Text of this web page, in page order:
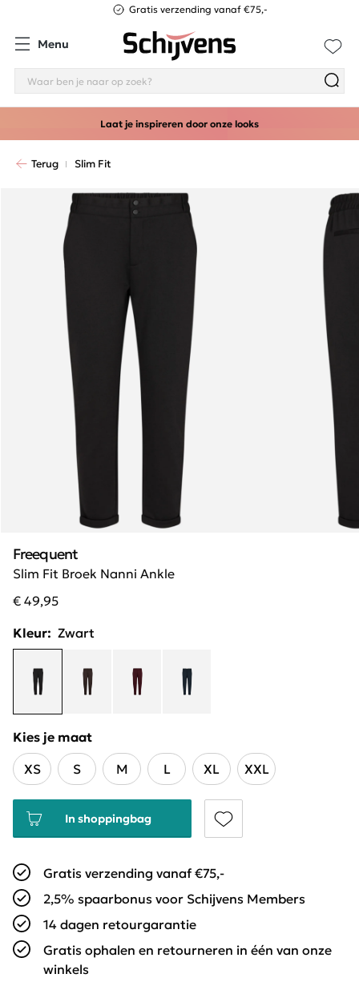
Gratis verzending vanaf €75,-
Menu
Laat je inspireren door onze looks
Terug Slim Fit
Slim Fit Broek Nanni Ankle
Freequent
€ 49,95
Kleur: Zwart
Kies je maat
XS
S M L XL XXL
In shoppingbag
Gratis verzending vanaf €75,-
2,5% spaarbonus voor Schijvens Members
14 dagen retourgarantie
Gratis ophalen en retourneren in één van onze
winkels